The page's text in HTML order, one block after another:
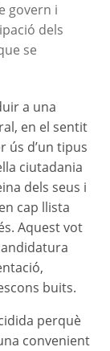
govern i
dels
se
a una
en el sentit
ús d’un tipus
ciutadania
dels seus i
cap llista
Aquest vot
buits.
perquè
convenient